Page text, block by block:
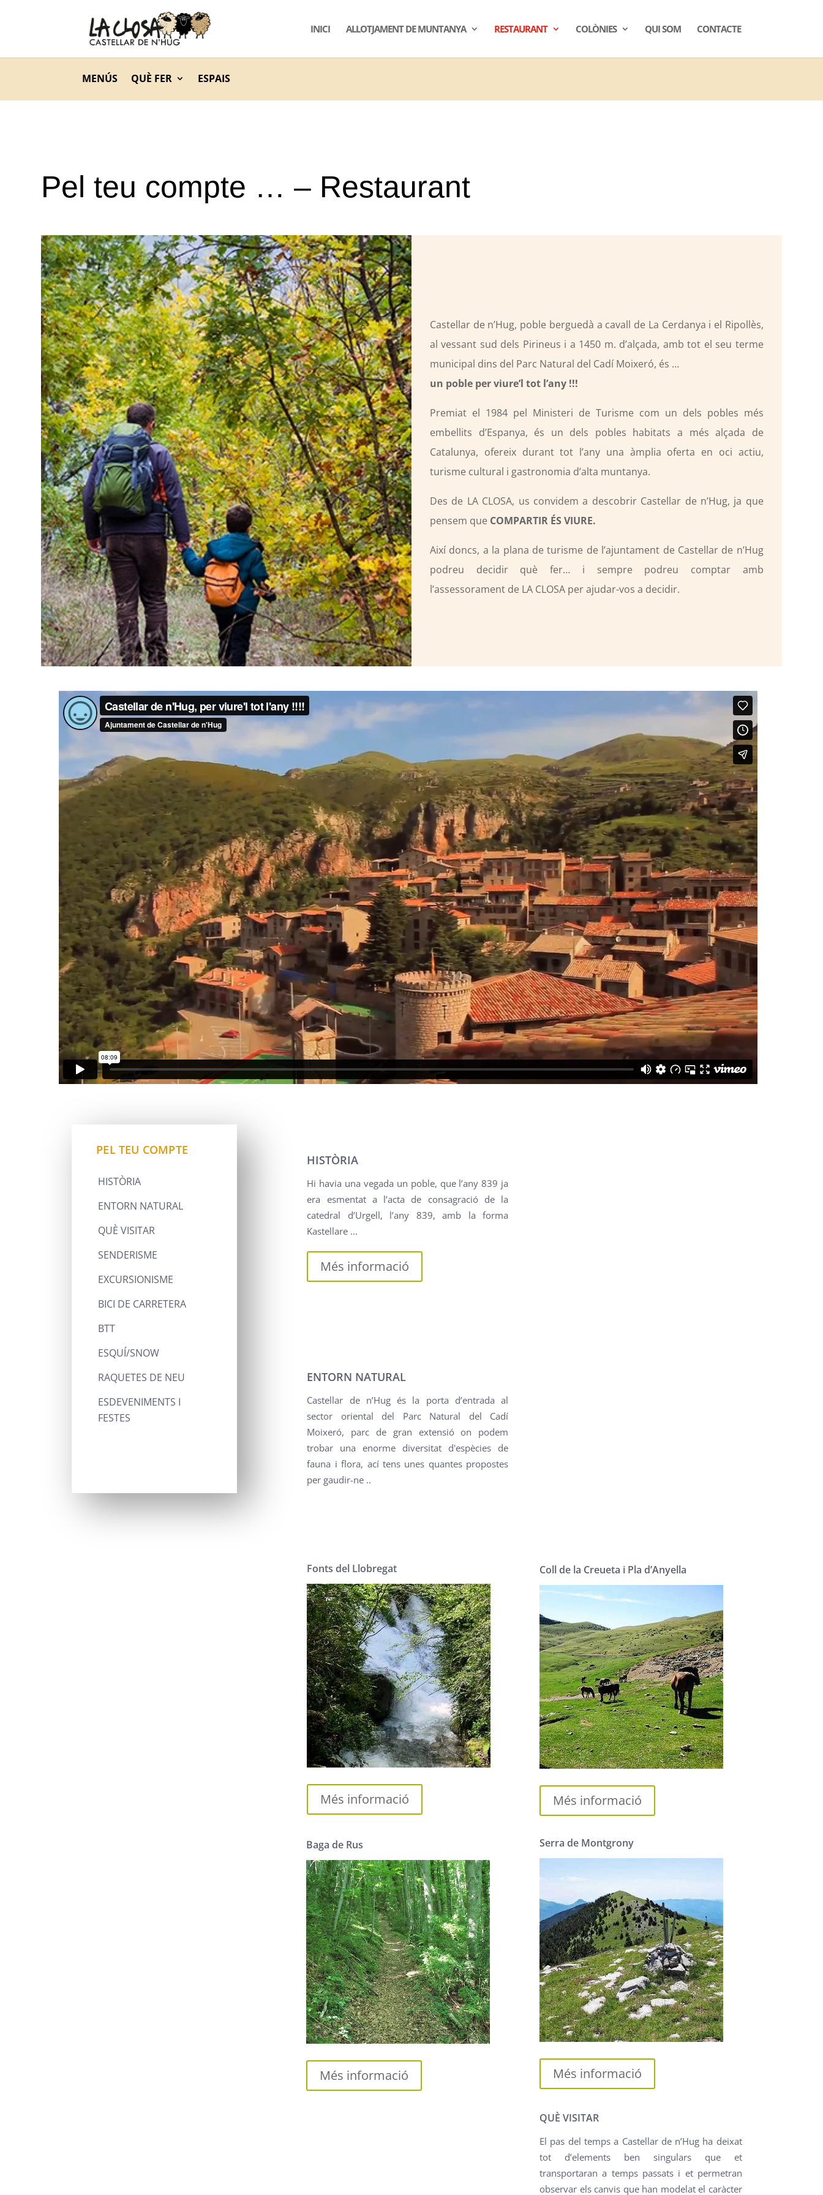
INICI ALLOTJAMENT DE MUNTANYA RESTAURANT COLÒNIES QUI SOM CONTACTE
MENÚS QUÈ FER ESPAIS
Pel teu compte … – Restaurant
Castellar de n’Hug, poble berguedà a cavall de La Cerdanya i el Ripollès,
al vessant sud dels Pirineus i a 1450 m. d’alçada, amb tot el seu terme
municipal dins del Parc Natural del Cadí Moixeró, és …
un poble per viure’l tot l’any !!!
Premiat el 1984 pel Ministeri de Turisme com un dels pobles més
embellits d’Espanya, és un dels pobles habitats a més alçada de
Catalunya, ofereix durant tot l’any una àmplia oferta en oci actiu,
turisme cultural i gastronomia d’alta muntanya.
Des de LA CLOSA, us convidem a descobrir Castellar de n’Hug, ja que
pensem que COMPARTIR ÉS VIURE.
Així doncs, a la plana de turisme de l’ajuntament de Castellar de n’Hug
podreu decidir què fer… i sempre podreu comptar amb
l’assessorament de LA CLOSA per ajudar-vos a decidir.
PEL TEU COMPTE
HISTÒRIA
ENTORN NATURAL
QUÈ VISITAR
SENDERISME
EXCURSIONISME
BICI DE CARRETERA
BTT
ESQUÍ/SNOW
RAQUETES DE NEU
ESDEVENIMENTS I
FESTES
HISTÒRIA
Hi havia una vegada un poble, que l’any 839 ja
era esmentat a l’acta de consagració de la
catedral d’Urgell, l’any 839, amb la forma
Kastellare ...
Més informació
ENTORN NATURAL
Castellar de n’Hug és la porta d’entrada al
sector oriental del Parc Natural del Cadí
Moixeró, parc de gran extensió on podem
trobar una enorme diversitat d'espècies de
fauna i flora, ací tens unes quantes propostes
per gaudir-ne ..
Fonts del Llobregat
Més informació
Coll de la Creueta i Pla d’Anyella
Més informació
Baga de Rus
Més informació
Serra de Montgrony
Més informació
QUÈ VISITAR
El pas del temps a Castellar de n’Hug ha deixat
tot d’elements ben singulars que et
transportaran a temps passats i et permetran
observar els canvis que han modelat el caràcter